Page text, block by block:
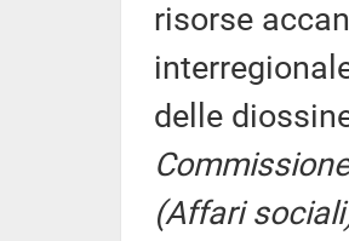
risorse
delle
(Affari